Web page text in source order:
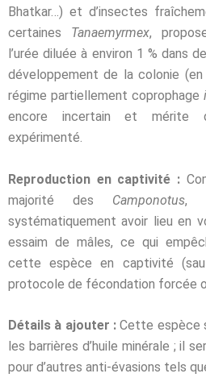
Bhatkar…) et d’insectes
certaines Tanaemyrmex,
l’urée diluée à environ 1 % dans
développement de la colonie
régime partiellement coprophage
encore incertainet mérite
expérimenté.
Reproduction en captivité :
majorité des Camponotus,
systématiquement avoir lieu en
essaim de mâles, ce qui
cette espèce en captivité
protocole de fécondation forcée
Détails à ajouter :Cette espèce
les barrières d’huile minérale ; il
pour d’autres anti-évasions tels